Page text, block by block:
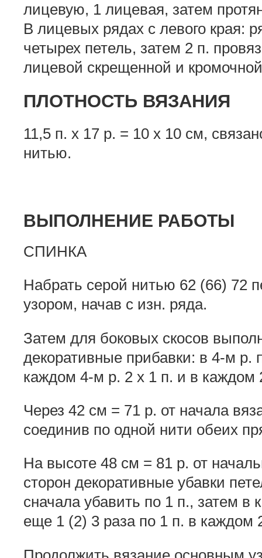
лицевую, 1 лицевая, затем
В лицевых рядах с левого края:
четырех петель, затем 2 п.
лицевой скрещенной и кромочной
ПЛОТНОСТЬ ВЯЗАНИЯ
11,5 п. х 17 р. = 10 x 10 см,
нитью.
ВЫПОЛНЕНИЕ РАБОТЫ
СПИНКА
Набрать серой нитью 62 (66) 72
узором, начав с изн. ряда.
Затем для боковых скосов
декоративные прибавки: в 4-м р.
каждом 4-м р. 2 х 1 п. и в каждом
Через 42 см = 71 р. от начала
соединив по одной нити обеих
На высоте 48 см = 81 р. от
сторон декоративные убавки
сначала убавить по 1 п., затем
еще 1 (2) 3 раза по 1 п. в каждом